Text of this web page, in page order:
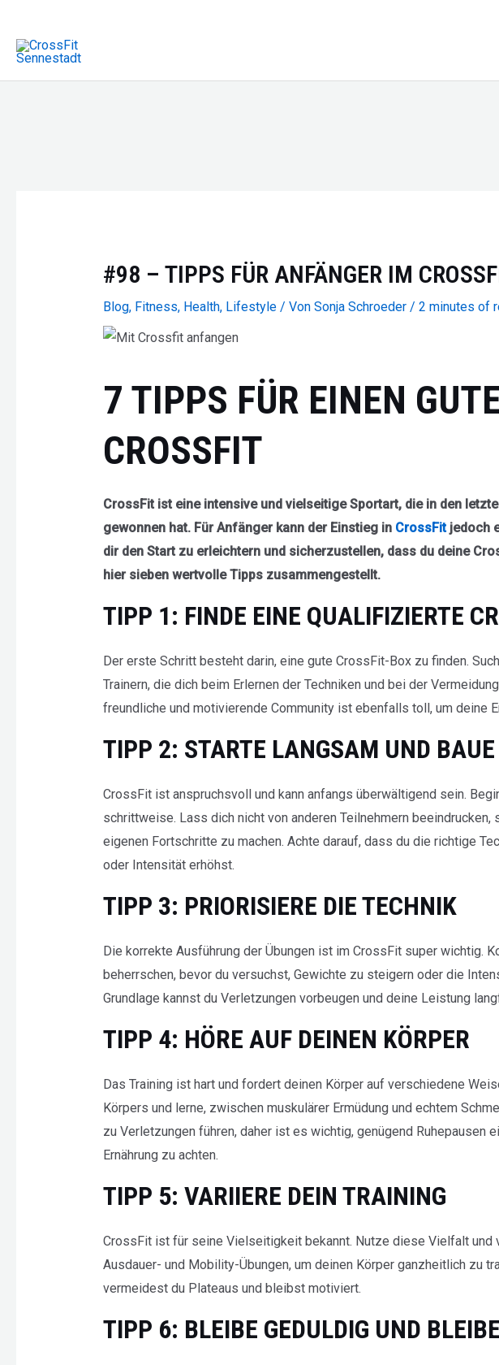
springen
#98 – TIPPS FÜR ANFÄNGER IM
Blog, Fitness, Health, Lifestyle/ Von Sonja Schroeder / 2 minutes of
7 TIPPS FÜR EINEN
CROSSFIT
CrossFit ist eine intensive und vielseitige Sportart, die in den
gewonnen hat. Für Anfänger kann der Einstieg in CrossFitjedoch
dir den Start zu erleichtern und sicherzustellen, dass du deine
hier sieben wertvolle Tipps zusammengestellt.
TIPP 1: FINDE EINE QUALIFIZIERTE
Der erste Schritt besteht darin, eine gute CrossFit-Box zu finden.
Trainern, die dich beim Erlernen der Techniken und bei der
freundliche und motivierende Community ist ebenfalls toll, um deine
TIPP 2: STARTE LANGSAM UND
CrossFit ist anspruchsvoll und kann anfangs überwältigend sein.
schrittweise. Lass dich nicht von anderen Teilnehmern beeindrucken,
eigenen Fortschritte zu machen. Achte darauf, dass du die richtige
oder Intensität erhöhst.
TIPP 3: PRIORISIERE DIE TECHNIK
Die korrekte Ausführung der Übungen ist im CrossFit super wichtig.
beherrschen, bevor du versuchst, Gewichte zu steigern oder die
Grundlage kannst du Verletzungen vorbeugen und deine Leistung
TIPP 4: HÖRE AUF DEINEN KÖRPER
Das Training ist hart und fordert deinen Körper auf verschiedene
Körpers und lerne, zwischen muskulärer Ermüdung und echtem
zu Verletzungen führen, daher ist es wichtig, genügend Ruhepausen
Ernährung zu achten.
TIPP 5: VARIIERE DEIN TRAINING
CrossFit ist für seine Vielseitigkeit bekannt. Nutze diese Vielfalt und
Ausdauer- und Mobility-Übungen, um deinen Körper ganzheitlich zu
vermeidest du Plateaus und bleibst motiviert.
TIPP 6: BLEIBE GEDULDIG UND